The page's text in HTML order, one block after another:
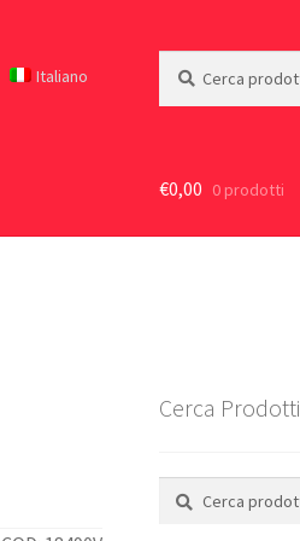
Italiano
€0,00 0 prodotti
Cerca Prodotti
Cerca:
Cerca